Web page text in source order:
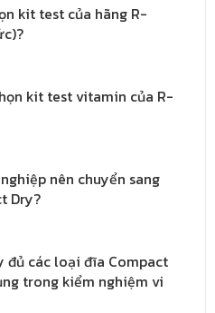
kit test của hãng R-
kit test vitamin của R-
nên chuyển sang
Dry?
đủ các loại đĩa Compact
trong kiểm nghiệm vi